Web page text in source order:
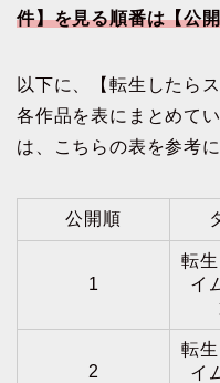
件】を見る順番は【公
以下に、【転生したら
各作品を表にまとめて
は、こちらの表を参考
公開順
1
転
イ
2
転
イ